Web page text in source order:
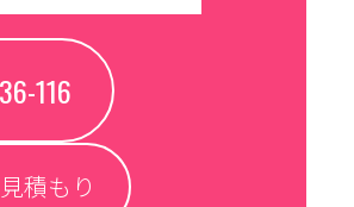
116
積もり